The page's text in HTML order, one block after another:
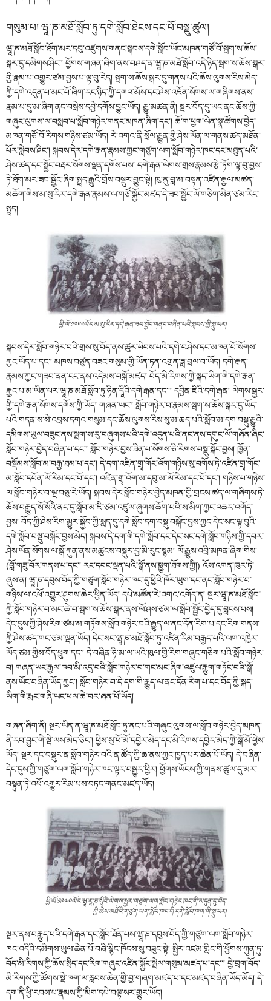
གསུམ་པ། ཝཱ་ཎ་མཐོ་སློབ་ཏུ་དགེ་སློབ་ཐེངས་དང་པོ་བསྡུ་ཚུལ།
ཝཱ་ཎ་མཐོ་སློབ་ཐོག་མར་དབུ་འཛུགས་གནང་སྐབས་དགེ་སློབ་ཡོང་མཁན་གཙོ་བོ་སྦག་ས་ཆོས་
སྒར་དུ་དམིགས་ཤིང་། ཕྱོགས་གཞན་ཞིག་ནས་བཤད་ན་ཝཱ་ཎ་མཐོ་སློབ་འདི་ཉིད་སྦག་ས་ཆོས་སྒར་
གྱི་རྣམ་པ་འགྱུར་ཙམ་བྱས་པ་ལྟ་བུ་རེད། སྦག་ས་ཆོས་སྒར་དུ་གནས་པའི་ཆོས་ལུགས་རིས་མེད་
ཀྱི་དགེ་འདུན་པ་མང་པོ་ཞིག་རང་ཉིད་ཀྱི་དགའ་མོས་དང་ཤེས་འཇོན་སོགས་ལ་གཞིགས་ནས་
རྣམ་པ་དུ་མ་ཞིག་ནང་བསྲེས་དབྱེ་དགོས་བྱུང་ཡོད། རྒྱུ་མཚན་ནི། སྔར་བོད་དུ་ཡང་ནང་ཆོས་ཀྱི་
གཞུང་ལུགས་ལ་བསླབ་པ་སློབ་གཉེར་གནང་མཁན་ཞིག་དང་། ཆོ་ག་ཕྱག་ལེན་སྣ་ཚོགས་བྱེད་
མཁན་གཙོ་བོ་རིགས་གཉིས་ཙམ་ཡོད། རེ་འགའ་ནི་སྲོལ་རྒྱུན་གྱི་ཤེས་ཡོན་ལ་གནས་ཚད་མཐོན་
པོར་སླེབས་ཤིང་། སྐབས་དེར་དགེ་རྒན་རྣམས་ཀྱང་གཙུག་ལག་སློབ་གཉེར་ཁང་དང་མཐུན་པའི་
ཤེས་ཚད་དང་སྦྱོང་བརྡར་སོགས་ལྡན་དགོས་པས། དགེ་རྒན་ལེགས་གྲས་རྣམས་རྩེ་ཏོག་ལྟ་བུ་བྱས་
ཏེ་ཐོག་མར་ཟབ་སྦྱོང་ཞིག་སྤྲད་རྒྱུའི་གྲོས་བསྡུར་བྱུང་སྟེ། ཁུ་ནུ་བླ་མ་བསྟན་འཛིན་རྒྱལ་མཚན་
མཆོག་གིས་མ་སུ་རིར་དགེ་རྒན་རྣམས་ལ་གཙོ་སྐྱོང་མཛད་དེ་ཟབ་སྦྱོང་ལོ་གཅིག་མིན་ཙམ་རིང་
སྤྲད།
ཕྱི་ལོ་༡༩༦༥ལོར་མ་སུ་རིར་དགེ་རྒན་ཟབ་སྦྱོང་གནང་བཞིན་པའི་སྐབས་ཀྱི་སྐུ་པར།
སྐབས་དེར་སློབ་གཉེར་བའི་གྲས་སུ་བོད་ནས་ཚུར་ཕེབས་པའི་དགེ་བཤེས་དང་མཁན་པོ་སོགས་
ཀྱང་ཡོད་པ་དང་། མཁས་བཙུན་བཟང་གསུམ་གྱི་ཡོན་ཏན་འགྲན་ཟླ་བྲལ་བ་ཡོད། དགེ་རྒན་
རྣམས་ཀྱང་གཟབ་ནན་ངང་ནས་འདེམས་བསྐོ་མཛད། བོད་མི་རིགས་ཀྱི་སྐད་ཡིག་གི་དགེ་རྒན་
རྐྱང་པ་མ་ཡིན་པར་ཝཱ་ཎ་མཐོ་སློབ་ཏུ་ཧིན་དཱིའི་དགེ་རྒན་དང་༌། དབྱིན་ཇིའི་དགེ་རྒན། ལེགས་སྦྱར་
གྱི་དགེ་རྒན་སོགས་དགོས་ཀྱི་ཡོད། གཞན་ཡང་། སློབ་གཉེར་བ་རྣམས་སྦག་ས་ཆོས་སྒར་དུ་ཡོད་
པའི་གདན་ས་སེ་འབྲས་དགའ་གསུམ་དང་ཆོས་ལུགས་རིས་སུ་མ་ཆད་པའི་སློབ་མ་དག་བསྡུ་རྒྱུའི་
དམིགས་ཡུལ་བཟུང་ནས་སྦག་ས་རུ་བཞུགས་པའི་དགེ་འདུན་པའི་ནང་ནས་དགུང་ལོ་གཞོན་ཞིང་
སློབ་གཉེར་བྱེད་བཞིན་པ་དང་། སློབ་གཉེར་བྱས་ཟིན་པ་སོགས་ཅི་རིགས་བསྡུ་སྐོང་བྱས། ཁྱོན་
བསྡོམས་སློབ་མ་བརྒྱ་ཐམ་པ་དང་། དེ་དག་འཛིན་གྲྭ་གོང་འོག་གཉིས་སུ་བགོས་ཏེ་འཛིན་གྲྭ་གོང་
མ་སློབ་དཔོན་ལོ་རིམ་དང་པོ་དང་། འཛིན་གྲྭ་འོག་མ་དབུ་མ་ལོ་རིམ་དང་པོ་དང་། གཉིས་པ་གཉིས་
ལ་སློབ་གཉེར་བ་ལྔ་བཅུ་རེ་ཡོད། སྐབས་དེར་སློབ་གཉེར་བྱེད་མཁན་གྱི་གྲངས་ཚད་ལ་གཞིགས་ཏེ་
ཆོས་བརྒྱུད་སོ་སོའི་ནང་དུ་སློབ་མ་ཇི་ཙམ་འཛུལ་ཞུགས་ཆོག་པའི་ས་མིག་ཀྱང་འཆར་འགོད་
བྱས། བོད་ཀྱི་ཤེས་རིག་མྱུར་སྐྱོབ་ཀྱི་སླད་དུ་དགེ་སློབ་དག་བསྡུ་བསྐོང་བྱས་ཀྱང་དེང་སང་ལྟ་བུའི་
དགེ་སློབ་བསྡུ་བསྐོང་བྱས་མེད། སྐབས་དེ་དག་གི་དགེ་སློབ་དང་དེང་སང་དགེ་སློབ་གཉིས་ཀྱི་དབར་
ཤེས་ཡོན་སོགས་ལ་སྒོ་ཀུན་ནས་མཚུངས་བསྡུར་བྱ་མི་རུང་སྙམ། ལོ་རྒྱུས་འབྲི་མཁན་ཞིག་གིས་
(བློ་གཟུ་བོར་གནས་པ་དང་། རང་དབང་ལྡན་པའི་སྒོ་ནས་སྨྱུག་ཐོགས་ཀྱི།) འོས་འགན་ཁུར་ཏེ་
ཞུས་ན། ཝཱ་ཎ་དབུས་བོད་ཀྱི་གཙུག་སློབ་གཉེར་ཁང་དུ་ཕྱིའི་ཁོར་ཡུག་དང་ནང་སློབ་གཉེར་བ་
གཉིས་ལ་འཕོ་འགྱུར་ཤུགས་ཆེར་ཕྱིན་ཡོད། དཔེ་མཚོན་རེ་འགའ་འགོད་ན། སྔར་ཝཱ་ཎ་མཐོ་སློབ་
ཀྱི་སློབ་གཉེར་བ་མང་ཆེ་བ་སྦག་ས་ཆོས་སྒར་ནས་ལོ་ཤས་ཙམ་ལ་སློབ་སྦྱོང་བྱེད་དུ་བླངས་པས།
དེང་དུས་ཀྱི་ཤེས་རིག་ཙམ་མ་གཏོགས་སློབ་གཉེར་བའི་རྒྱུད་ལ་ནང་དོན་རིག་པ་དང་རིག་གནས་
ཀྱི་ཤེས་ཚད་གང་ཙམ་ལྡན་ཡོད། དེང་སང་ཝཱ་ཎ་མཐོ་སློབ་ཏུ་འཛིན་རིམ་བརྒྱད་པའི་ལག་འཁྱེར་
ཡོད་ཙམ་གྱིས་བོད་ཕྲུག་དང་། དེ་བཞིན་ཧི་མ་ལ་ཡའི་ཁུལ་གྱི་རིག་གཞུང་གཅིག་པའི་སློབ་གཉེར་
བ། གཞན་ཡང་རྒྱལ་ཁབ་མི་འདྲ་བའི་སློབ་གཉེར་བ་གང་མང་ཞིག་འཛུལ་རྒྱུག་གཏོང་བའི་སྒོ་
ནས་ཡོང་བཞིན་ཡོད་ཀྱང་། སློབ་གཉེར་བ་དེ་དག་གི་རྒྱུད་ལ་ནང་དོན་རིག་པ་དང་བོད་ཀྱི་སྐད་
ཡིག་གི་རྨང་གཞི་ཡང་ཕལ་ཆེ་བར་ཞན་པོ་ཡོད།
གཞན་ཞིག་ནི། སྔར་ཡིན་ན་ཝཱ་ཎ་མཐོ་སློབ་ཏུ་ནང་པའི་གཞུང་ལུགས་ལ་སློབ་གཉེར་བྱེད་མཁན་
ནི་རབ་བྱུང་གི་སྡེ་ལས་མེད་ཅིང་། ཕྱིས་སུ་ཕོ་མོ་དབྱེར་མེད་དང་མི་རིགས་དབྱེར་མེད་ཀྱི་སྒོ་མོ་ཕྱེས་
ཡོད། སྔར་དང་བསྡུར་ན་སློབ་གཉེར་བའི་ན་ཚོད་ཀྱི་ཆ་ནས་ཀྱང་ཁྱད་པར་ཆེན་པོ་ཡོད། དེ་བཞིན་
དེང་དུས་ཀྱི་གཙུག་ལག་སློབ་གཉེར་ཁང་ལྟར་བསྒྱུར་ཕྱིར། ཕྱོགས་ཡོངས་ཀྱི་གནས་ཚུལ་དུ་མར་
བསྟུན་ཏེ་འཕོ་འགྱུར་རིམ་པས་བཏང་གནང་མཛད་ཡོད།
ཕྱི་ལོ་༡༩༧༠ལོར་ཝཱ་རཱ་ཎ་སཱིའི་ལེགས་སྦྱར་གཙུག་ལག་སློབ་གཉེར་ཁང་གི་མདུན་དུ་བོད་
ཀྱི་ཆེས་མཐོའི་གཙུག་ལག་སློབ་ཁང་གི་དགེ་སློབ་ཁག་གི་སྐུ་པར།
སྔར་ནས་བརྒྱུད་པའི་དགེ་རྒན་དང་སློབ་ཐོན་པས་ཝཱ་ཎ་དབུས་བོད་ཀྱི་གཙུག་ལག་སློབ་གཉེར་
ཁང་འདིའི་དམིགས་ཡུལ་ཆེན་པོ་བཞི་སྙིང་ཁོངས་སུ་བཟུང་སྟེ། སྤྱིར་འཛམ་གླིང་གི་ཕྱོགས་ཀུན་ཏུ་
བོད་མི་རིགས་ཀྱི་ཆོས་སྲིད་དང་རིག་གཞུང་འཛིན་སྐྱོང་སྤེལ་གསུམ་མཛད་པ་དང་༌། བྱེ་བྲག་བོད་
མི་རིགས་ཀྱི་ཚོགས་སྡེ་ཁག་ལ་རླབས་ཆེན་གྱི་བྱ་གཞག་མཛད་པ་དང་མཛད་བཞིན་ཡོད་མོད། དེ་
དག་ནི་ཕྱི་རབས་པ་རྣམས་ཀྱི་མིག་དཔེ་བལྟ་སར་གྱུར་ཡོད།